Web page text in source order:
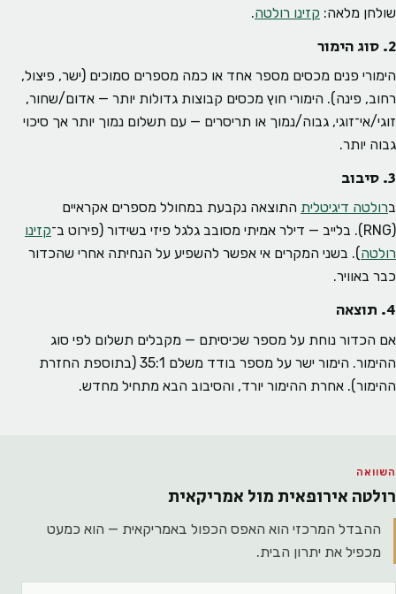
שולחן מלאה: קזינו רולטה.
2. סוג הימור
הימורי פנים מכסים מספר אחד או כמה מספרים סמוכים (ישר, פיצול,
רחוב, פינה). הימורי חוץ מכסים קבוצות גדולות יותר — אדום/שחור,
זוגי/אי־זוגי, גבוה/נמוך או תריסרים — עם תשלום נמוך יותר אך סיכוי
גבוה יותר.
3. סיבוב
ברולטה דיגיטלית התוצאה נקבעת במחולל מספרים אקראיים
(RNG). בלייב — דילר אמיתי מסובב גלגל פיזי בשידור (פירוט ב־
קזינו
רולטה). בשני המקרים אי אפשר להשפיע על הנחיתה אחרי שהכדור
כבר באוויר.
4. תוצאה
אם הכדור נוחת על מספר שכיסיתם — מקבלים תשלום לפי סוג
ההימור. הימור ישר על מספר בודד משלם 35:1 (בתוספת החזרת
ההימור). אחרת ההימור יורד, והסיבוב הבא מתחיל מחדש.
השוואה
רולטה אירופאית מול אמריקאית
ההבדל המרכזי הוא האפס הכפול באמריקאית — הוא כמעט
מכפיל את יתרון הבית.